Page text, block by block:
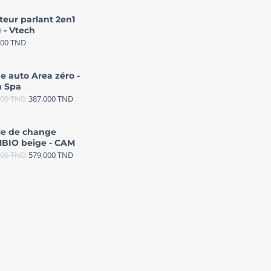
parlant 2en1
- Vtech
TND
auto Area zéro -
Spa
TND 387,000TND
de change
beige - CAM
TND 579,000TND